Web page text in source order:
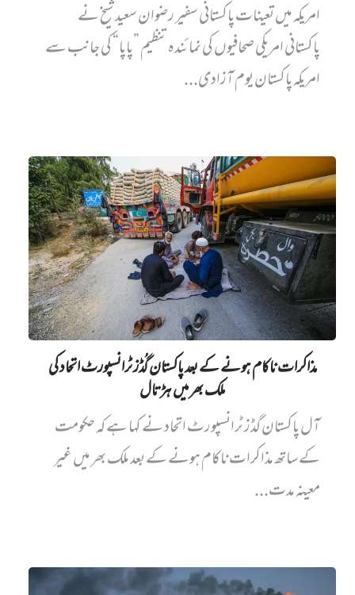
امریکہ میں تعینات پاکستانی سفیر رضوان سعید شیخ نے
پاکستانی امریکی صحافیوں کی نمائندہ تنظیم ”پاپا“ کی جانب سے
امریکہ پاکستان یوم آزادی...
مذاکرات ناکام ہونے کے بعد پاکستان گُڈز ٹرانسپورٹ اتحاد کی
ملک بھر میں ہڑتال
آل پاکستان گڈز ٹرانسپورٹ اتحاد نے کہا ہے کہ حکومت
کے ساتھ مذاکرات ناکام ہونے کے بعد ملک بھر میں غیر
معینہ مدت...